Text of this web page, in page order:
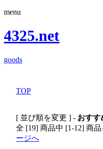
menu
4325.net
goods
TOP
[ 並び順を変更 ] - おすす
全 [19] 商品中 [1-12] 商
ージへ